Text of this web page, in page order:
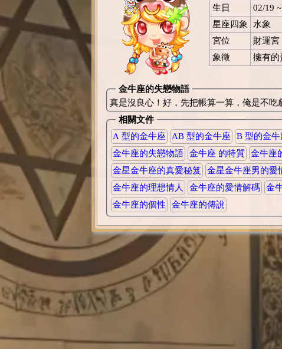
生日
02/19
星座四象
水象
宮位
財運宮
象徵
擁有的
金牛座的失戀物語
真是沒良心！好，先把帳算一算，俺是不吃
相關文件
A 型的金牛座
AB 型的金牛座 B 型的金牛
金牛座的失戀物語
金牛座 的特質 金牛座
金星金牛座的真愛秘笈
金星金牛座男的愛
金牛座的理想情人
金牛座的愛情解碼 金
金牛座的個性
金牛座的傳說